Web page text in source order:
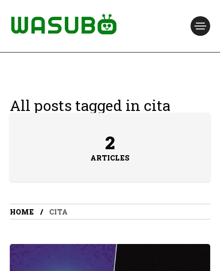
All posts tagged in cita
2
ARTICLES
HOME CITA